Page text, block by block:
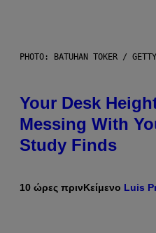
PHOTO: BATUHAN TOKER /
Your Desk
Messing With
Study Finds
10 ώρες πρινΚείμενο Luis